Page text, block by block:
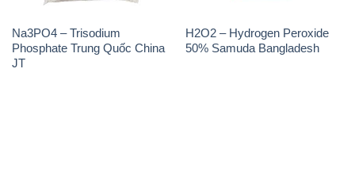
Na3PO4 – Trisodium
Phosphate Trung Quốc China
JT
H2O2 – Hydrogen Peroxide
50% Samuda Bangladesh